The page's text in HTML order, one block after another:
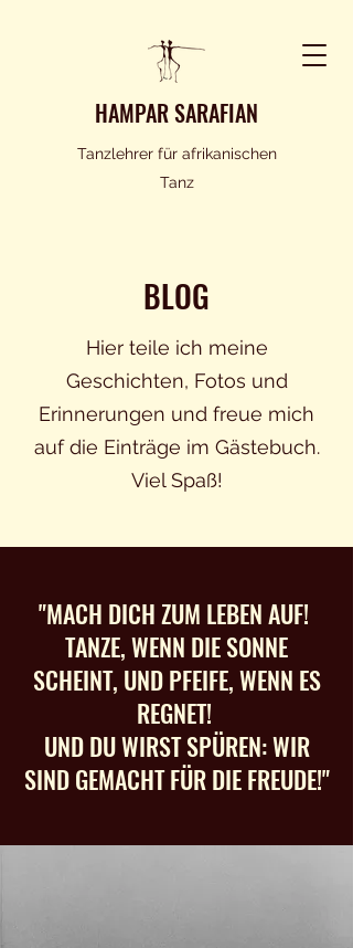
HAMPAR SARAFIAN
Tanzlehrer für afrikanischen
Tanz
"MACH DICH ZUM LEBEN AUF!
TANZE, WENN DIE SONNE
SCHEINT, UND PFEIFE, WENN ES
REGNET!
UND DU WIRST SPÜREN: WIR
SIND GEMACHT FÜR DIE FREUDE!"
BLOG
Hier teile ich meine
Geschichten, Fotos und
Erinnerungen und freue mich
auf die Einträge im Gästebuch.
Viel Spaß!